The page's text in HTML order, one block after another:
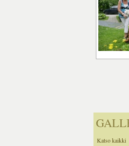
Katso kaikki